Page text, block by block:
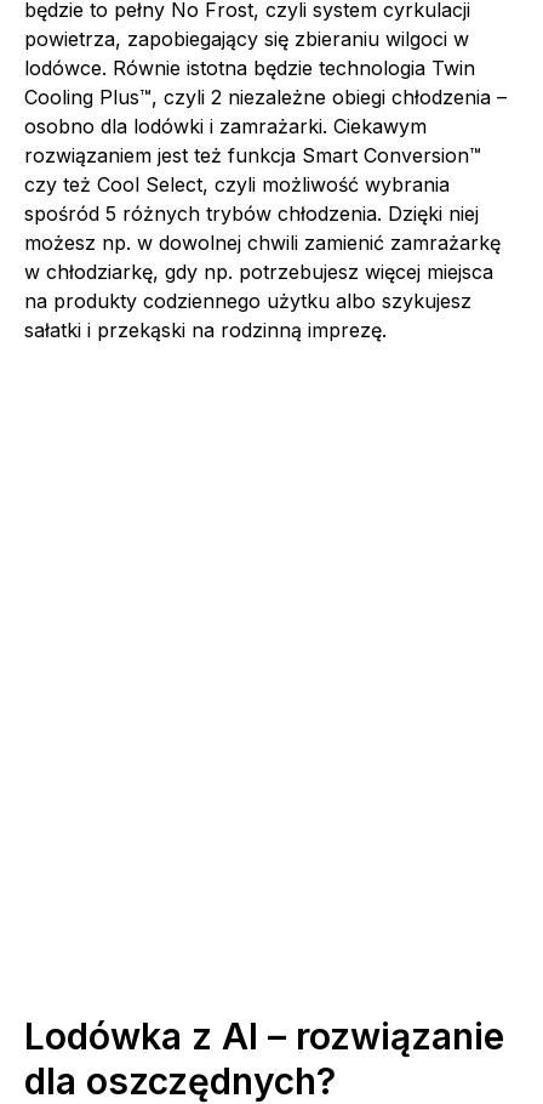
będzie to pełny No Frost, czyli system cyrkulacji
powietrza, zapobiegający się zbieraniu wilgoci w
lodówce. Równie istotna będzie technologia Twin
Cooling Plus™, czyli 2 niezależne obiegi chłodzenia –
osobno dla lodówki i zamrażarki. Ciekawym
rozwiązaniem jest też funkcja Smart Conversion™
czy też Cool Select, czyli możliwość wybrania
spośród 5 różnych trybów chłodzenia. Dzięki niej
możesz np. w dowolnej chwili zamienić zamrażarkę
w chłodziarkę, gdy np. potrzebujesz więcej miejsca
na produkty codziennego użytku albo szykujesz
sałatki i przekąski na rodzinną imprezę.
Lodówka z AI – rozwiązanie
dla oszczędnych?